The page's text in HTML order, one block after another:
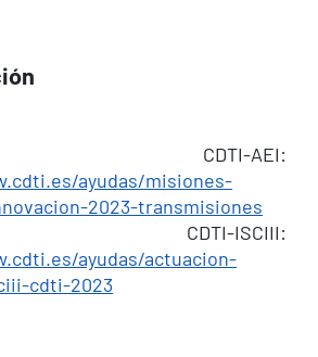
CDTI-AEI:
ayudas/misiones-
2023-transmisiones
CDTI-ISCIII:
ayudas/actuacion-
cdti-2023